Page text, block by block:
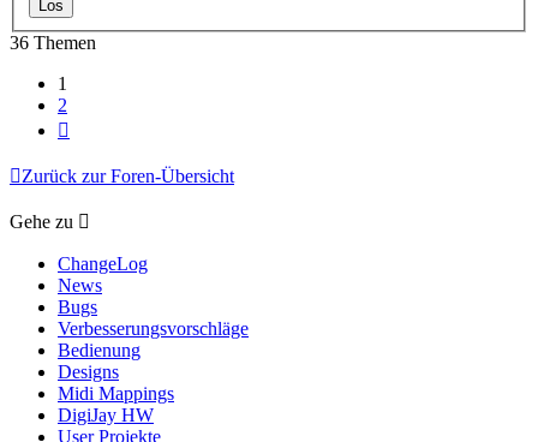
36 Themen
1
2
Zurück zur Foren-Übersicht
Gehe zu
ChangeLog
News
Bugs
Verbesserungsvorschläge
Bedienung
Designs
Midi Mappings
DigiJay HW
User Projekte